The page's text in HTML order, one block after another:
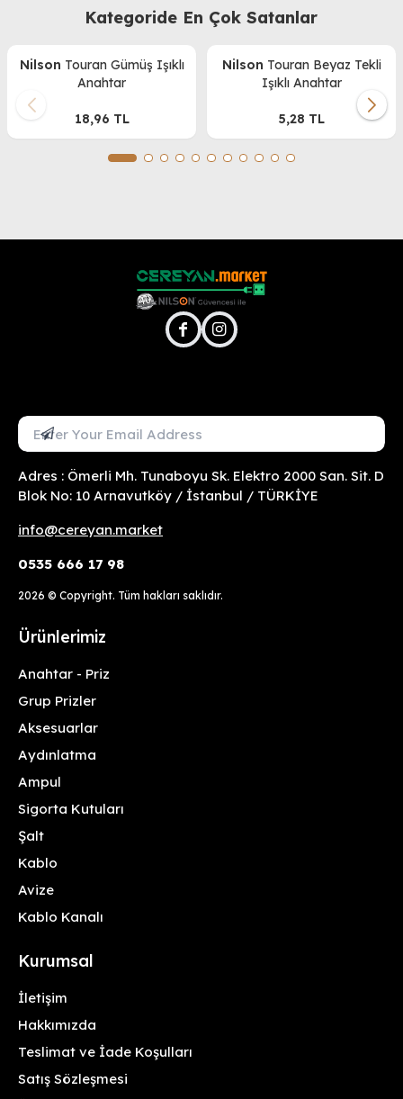
Kategoride En Çok Satanlar
Nilson Touran Gümüş Işıklı
Anahtar
18,96 TL
Nilson Touran Beyaz Tekli
Işıklı Anahtar
5,28 TL
facebookinstagram
Mail Adresini Gir
Abone Ol
Adres : Ömerli Mh. Tunaboyu Sk. Elektro 2000 San. Sit. D
Blok No: 10 Arnavutköy / İstanbul / TÜRKİYE
info@cereyan.market
0535 666 17 98
2026 © Copyright. Tüm hakları saklıdır.
Ürünlerimiz
Anahtar - Priz
Grup Prizler
Aksesuarlar
Aydınlatma
Ampul
Sigorta Kutuları
Şalt
Kablo
Avize
Kablo Kanalı
Kurumsal
İletişim
Hakkımızda
Teslimat ve İade Koşulları
Satış Sözleşmesi